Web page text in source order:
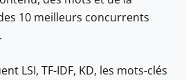
10 meilleurs concurrents
LSI, TF-IDF, KD, les mots-clés